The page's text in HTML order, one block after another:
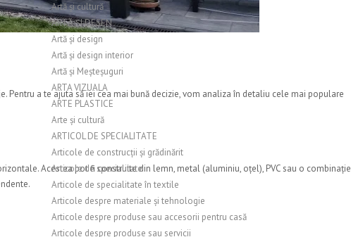
Pentru a te ajuta să iei cea mai bună decizie, vom analiza în detaliu cele mai populare
Acestea pot fi construite din lemn, metal (aluminiu, oțel), PVC sau o combinație
Artă și cultură
ARTĂ ȘI DESEN
Artă și design
Artă și design interior
Artă și Meșteșuguri
ARTA VIZUALA
ARTE PLASTICE
Arte și cultură
ARTICOL DE SPECIALITATE
Articole de construcții și grădinărit
Articole de specialitate
Articole de specialitate în textile
Articole despre materiale și tehnologie
Articole despre produse sau accesorii pentru casă
Articole despre produse sau servicii